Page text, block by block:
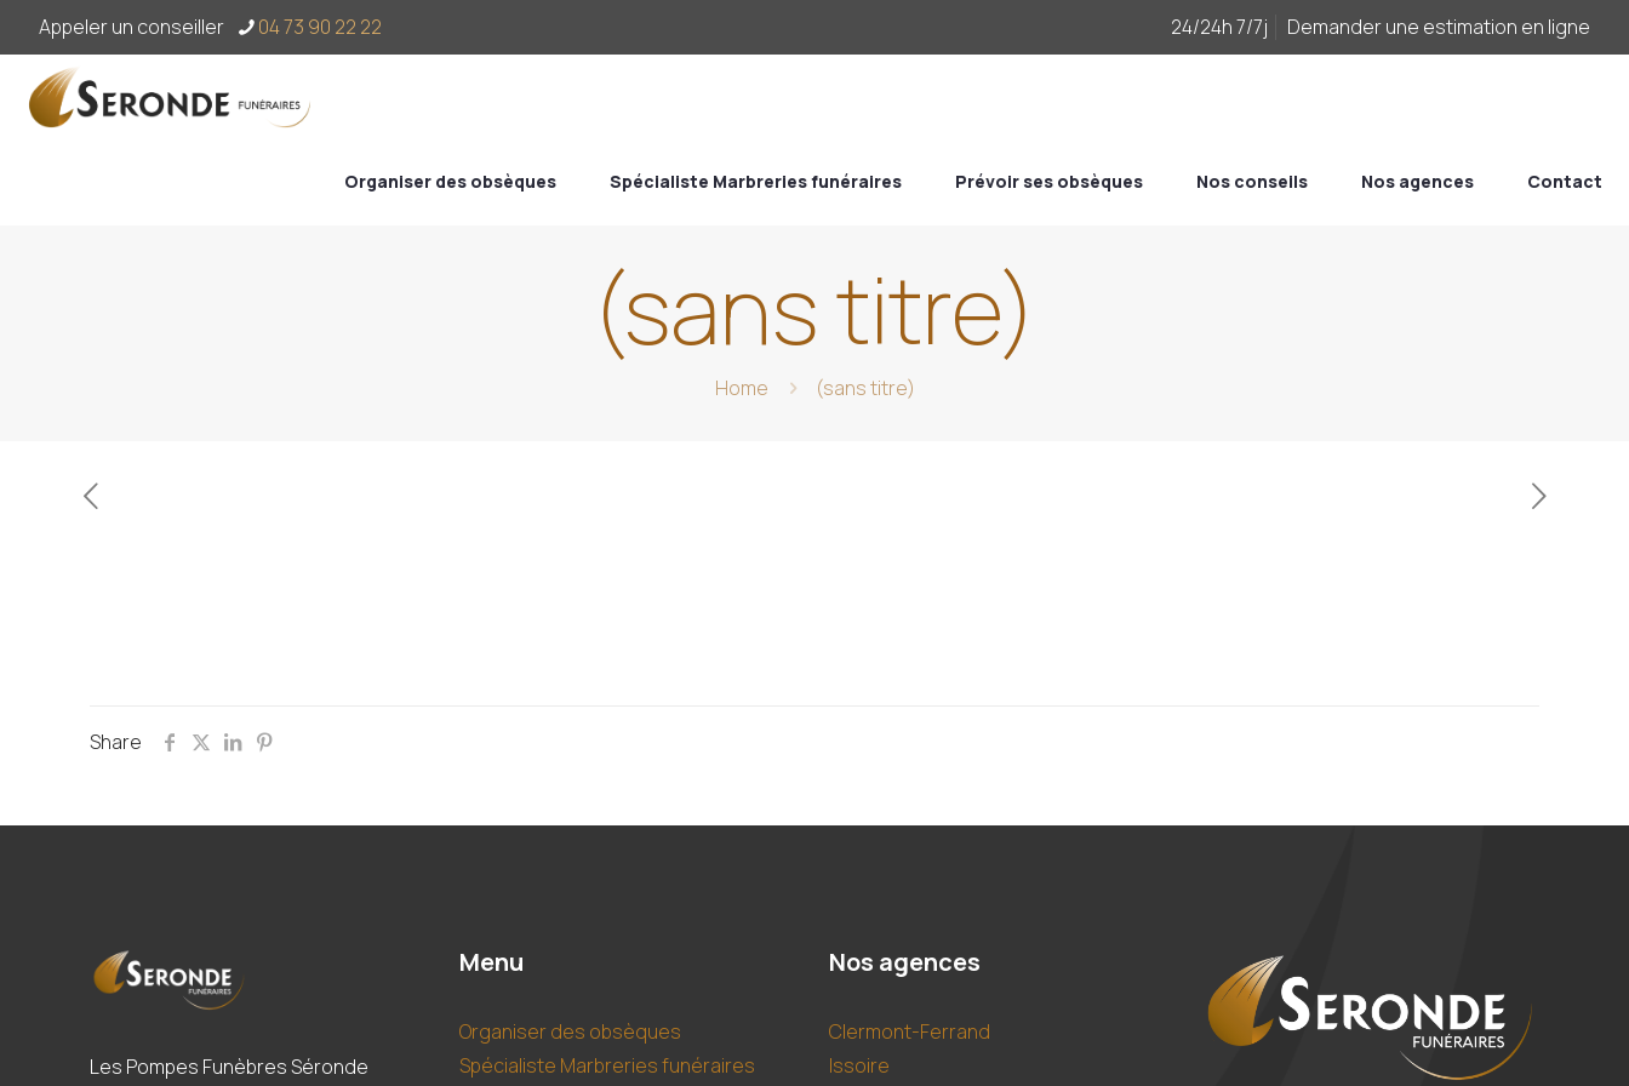
Appeler un conseiller 04 73 90 22 22 24/24h 7/7j Demander une estimation en ligne
Organiser des obsèques Spécialiste Marbreries funéraires Prévoir ses obsèques Nos conseils Nos agences Contact
(sans titre)
Home (sans titre)
Share
Les Pompes Funèbres Séronde
Menu
Organiser des obsèques
Spécialiste Marbreries funéraires
Nos agences
Clermont-Ferrand
Issoire